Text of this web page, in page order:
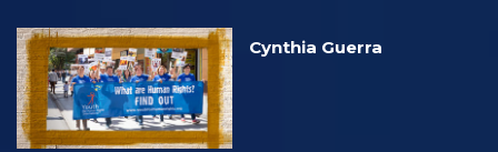
Cynthia Guerra